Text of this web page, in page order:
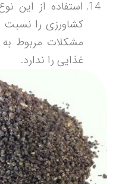
استفاده از این
کشاورزی را نسبت
مشکلات مربوط به
غذایی را ندارد.